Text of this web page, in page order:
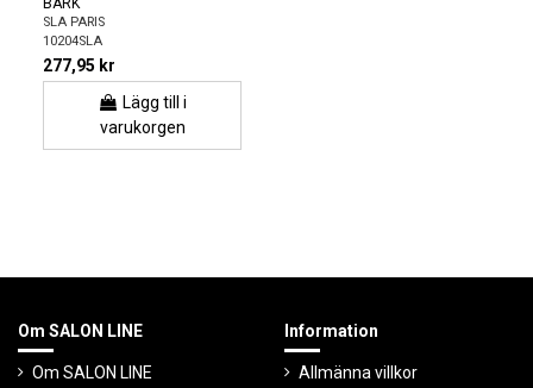
SLA PARIS
10204SLA
277,95 kr
Lägg till i
varukorgen
Om SALON LINE
Om SALON LINE
Information
Allmänna villkor